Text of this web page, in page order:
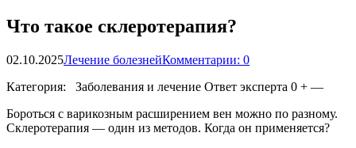
Что такое склеротерапия?
02.10.2025Лечение болезнейКомментарии: 0
Категория: Заболевания и лечение Ответ эксперта 0 + —
Бороться с варикозным расширением вен можно по разному.
Склеротерапия — один из методов. Когда он применяется?